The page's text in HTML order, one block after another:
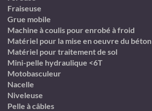
Fraiseuse
Grue mobile
Machine à coulis pour enrobé à froid
Matériel pour la mise en oeuvre du béton
Matériel pour traitement de sol
Mini-pelle hydraulique <6T
Motobasculeur
Nacelle
Niveleuse
Pelle à câbles